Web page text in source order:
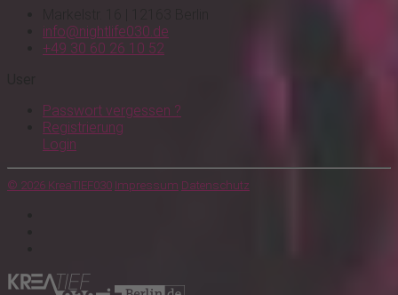
info@nightlife030.de
+49 30 60 26 10 52
Passwort vergessen ?
Registrierung
Login
© 2026 KreaTIEF030 Impressum Datenschutz